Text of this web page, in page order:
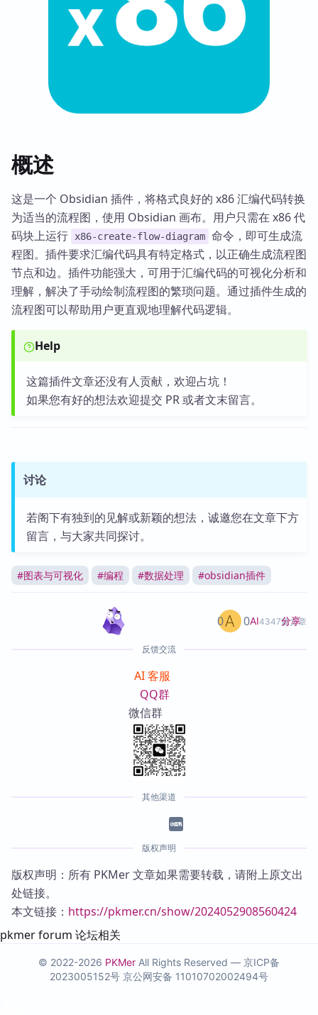
概述
这是一个 Obsidian 插件，将格式良好的 x86 汇编代码转换
为适当的流程图，使用 Obsidian 画布。用户只需在 x86 代
码块上运行
x86-create-flow-diagram 命令，即可生成流
程图。插件要求汇编代码具有特定格式，以正确生成流程图
节点和边。插件功能强大，可用于汇编代码的可视化分析和
理解，解决了手动绘制流程图的繁琐问题。通过插件生成的
流程图可以帮助用户更直观地理解代码逻辑。
Help
这篇插件文章还没有人贡献，欢迎占坑！
如果您有好的想法欢迎提交 PR 或者文末留言。
讨论
若阁下有独到的见解或新颖的想法，诚邀您在文章下方
留言，与大家共同探讨。
#图表与可视化 #编程 #数据处理 #obsidian插件
AI4347篇文章
0 0 分享
反馈交流
AI 客服
QQ群
微信群
其他渠道
版权声明
版权声明：所有 PKMer 文章如果需要转载，请附上原文出
处链接。
本文链接： https://pkmer.cn/show/2024052908560424
pkmer forum 论坛相关
© 2022-2026 PKMer All Rights Reserved — 京ICP备
2023005152号 京公网安备 11010702002494号